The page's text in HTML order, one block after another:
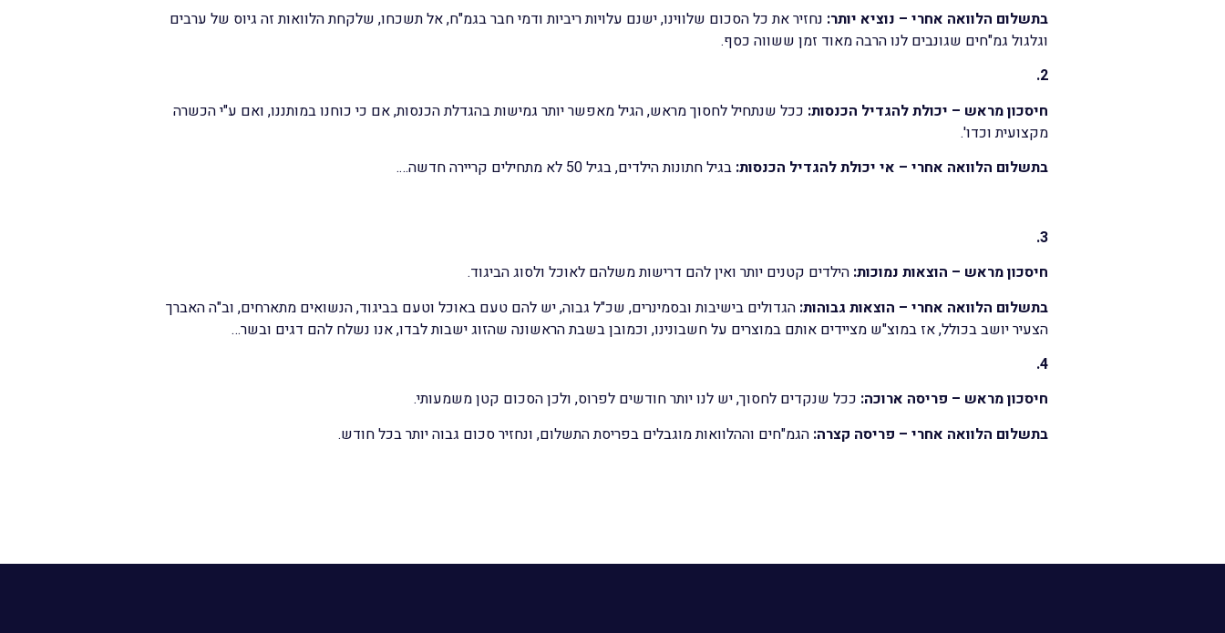
בתשלום הלוואה אחרי – נוציא יותר: נחזיר את כל הסכום שלווינו, ישנם עלויות ריביות ודמי חבר בגמ"ח, אל תשכחו, שלקחת הלוואות זה גיוס של ערבים
וגלגול גמ"חים שגונבים לנו הרבה מאוד זמן ששווה כסף.
2.
חיסכון מראש – יכולת להגדיל הכנסות: ככל שנתחיל לחסוך מראש, הגיל מאפשר יותר גמישות בהגדלת הכנסות, אם כי כוחנו במותננו, ואם ע"י הכשרה
מקצועית וכדו'.
בתשלום הלוואה אחרי – אי יכולת להגדיל הכנסות: בגיל חתונות הילדים, בגיל 50 לא מתחילים קריירה חדשה….
3.
חיסכון מראש – הוצאות נמוכות: הילדים קטנים יותר ואין להם דרישות משלהם לאוכל ולסוג הביגוד.
בתשלום הלוואה אחרי – הוצאות גבוהות:הגדולים בישיבות ובסמינרים, שכ"ל גבוה, יש להם טעם באוכל וטעם בביגוד, הנשואים מתארחים, וב"ה האברך
הצעיר יושב בכולל, אז במוצ"ש מציידים אותם במוצרים על חשבונינו, וכמובן בשבת הראשונה שהזוג ישבות לבדו, אנו נשלח להם דגים ובשר…
4.
חיסכון מראש – פריסה ארוכה: ככל שנקדים לחסוך, יש לנו יותר חודשים לפרוס, ולכן הסכום קטן משמעותי.
בתשלום הלוואה אחרי – פריסה קצרה: הגמ"חים וההלוואות מוגבלים בפריסת התשלום, ונחזיר סכום גבוה יותר בכל חודש.